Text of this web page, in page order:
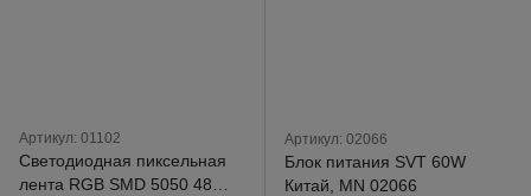
Артикул: 01102
Светодиодная пиксельная
лента RGB SMD 5050 48
Артикул: 02066
Блок питания SVT 60W
Китай, MN 02066